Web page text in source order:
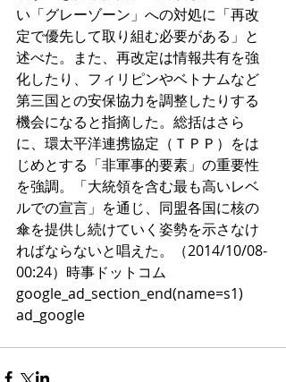
い「グレーゾーン」への対処に「再改
定で優先して取り組む必要がある」と
述べた。また、再改定は情報共有を強
化したり、フィリピンやベトナムなど
第三国との安保協力を調整したりする
機会になると指摘した。総括はさら
に、環太平洋連携協定（ＴＰＰ）をは
じめとする「非軍事的要素」の重要性
を強調。「大統領を含む最も高いレベ
ルでの宣言」を通じ、同盟各国に核の
傘を提供し続けていく姿勢を示さなけ
ればならないと唱えた。（2014/10/08-
00:24）時事ドットコム
google_ad_section_end(name=s1)
ad_google